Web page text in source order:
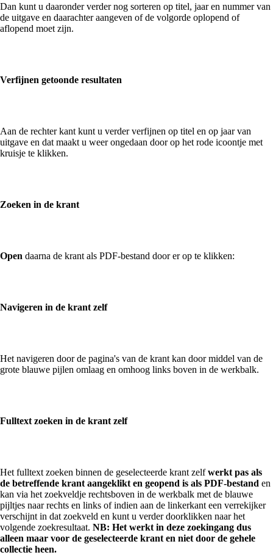
Dan kunt u daaronder verder nog sorteren op titel, jaar en nummer van
de uitgave en daarachter aangeven of de volgorde oplopend of
aflopend moet zijn.
Verfijnen getoonde resultaten
Aan de rechter kant kunt u verder verfijnen op titel en op jaar van
uitgave en dat maakt u weer ongedaan door op het rode icoontje met
kruisje te klikken.
Zoeken in de krant
Open daarna de krant als PDF-bestand door er op te klikken:
Navigeren in de krant zelf
Het navigeren door de pagina's van de krant kan door middel van de
grote blauwe pijlen omlaag en omhoog links boven in de werkbalk.
Fulltext zoeken in de krant zelf
Het fulltext zoeken binnen de geselecteerde krant zelfwerkt pas als
de betreffende krant aangeklikt en geopend is als PDF-bestand en
kan via het zoekveldje rechtsboven in de werkbalk met de blauwe
pijltjes naar rechts en links of indien aan de linkerkant een verrekijker
verschijnt in dat zoekveld en kunt u verder doorklikken naar het
volgende zoekresultaat. NB: Het werkt in deze zoekingang dus
alleen maar voor de geselecteerde krant en niet door de gehele
collectie heen.